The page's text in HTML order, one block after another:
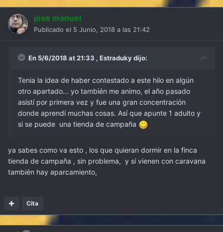
jose manuel
Publicado el 5 Junio, 2018 a las 21:42
En 5/6/2018 at 21:33 , Estradukydijo:
Tenia la idea de haber contestado a este hilo en algún
otro apartado... yo también me animo, el año pasado
asistí por primera vez y fue una gran concentración
donde aprendí muchas cosas. Así que apunte 1 adulto y
si se puede una tienda de campaña
ya sabes como va esto , los que quieran dormir en la finca
tienda de campaña , sin problema, y sí vienen con caravana
también hay aparcamiento,
Cita